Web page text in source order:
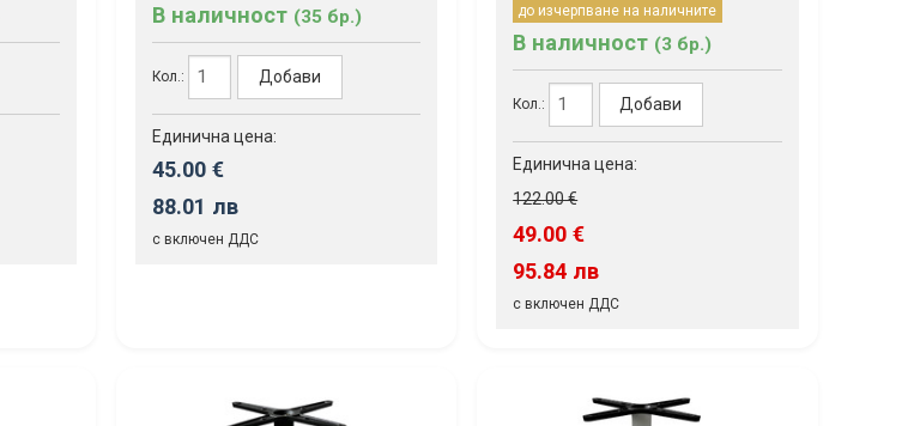
В наличност (35 бр.)
Кол.: Добави
Единична цена:
45.00 €
88.01 лв
с включен ДДС
до изчерпване на наличните
В наличност (3 бр.)
Кол.: Добави
Единична цена:
122.00 €
49.00 €
95.84 лв
с включен ДДС